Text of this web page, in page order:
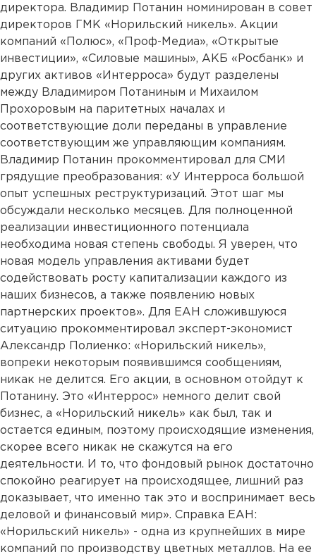
директора. Владимир Потанин номинирован в совет
директоров ГМК «Норильский никель». Акции
компаний «Полюс», «Проф-Медиа», «Открытые
инвестиции», «Силовые машины», АКБ «Росбанк» и
других активов «Интерроса» будут разделены
между Владимиром Потаниным и Михаилом
Прохоровым на паритетных началах и
соответствующие доли переданы в управление
соответствующим же управляющим компаниям.
Владимир Потанин прокомментировал для СМИ
грядущие преобразования: «У Интерроса большой
опыт успешных реструктуризаций. Этот шаг мы
обсуждали несколько месяцев. Для полноценной
реализации инвестиционного потенциала
необходима новая степень свободы. Я уверен, что
новая модель управления активами будет
содействовать росту капитализации каждого из
наших бизнесов, а также появлению новых
партнерских проектов». Для ЕАН сложившуюся
ситуацию прокомментировал эксперт-экономист
Александр Полиенко: «Норильский никель»,
вопреки некоторым появившимся сообщениям,
никак не делится. Его акции, в основном отойдут к
Потанину. Это «Интеррос» немного делит свой
бизнес, а «Норильский никель» как был, так и
остается единым, поэтому происходящие изменения,
скорее всего никак не скажутся на его
деятельности. И то, что фондовый рынок достаточно
спокойно реагирует на происходящее, лишний раз
доказывает, что именно так это и воспринимает весь
деловой и финансовый мир». Справка ЕАН:
«Норильский никель» - одна из крупнейших в мире
компаний по производству цветных металлов. На ее